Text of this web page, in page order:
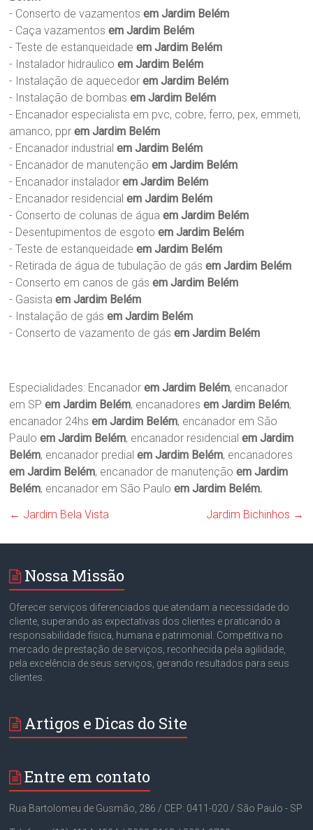
- Conserto de vazamentos em Jardim Belém
- Caça vazamentos em Jardim Belém
- Teste de estanqueidade em Jardim Belém
- Instalador hidraulico em Jardim Belém
- Instalação de aquecedor em Jardim Belém
- Instalação de bombas em Jardim Belém
- Encanador especialista em pvc, cobre, ferro, pex, emmeti,
amanco, ppr em Jardim Belém
- Encanador industrial em Jardim Belém
- Encanador de manutenção em Jardim Belém
- Encanador instalador em Jardim Belém
- Encanador residencial em Jardim Belém
- Conserto de colunas de água em Jardim Belém
- Desentupimentos de esgoto em Jardim Belém
- Teste de estanqueidade em Jardim Belém
- Retirada de água de tubulação de gás em Jardim Belém
- Conserto em canos de gás em Jardim Belém
- Gasista em Jardim Belém
- Instalação de gás em Jardim Belém
- Conserto de vazamento de gás em Jardim Belém
Especialidades: Encanador em Jardim Belém, encanador
em SP em Jardim Belém, encanadores em Jardim Belém,
encanador 24hs em Jardim Belém, encanador em São
Paulo em Jardim Belém, encanador residencial em Jardim
Belém, encanador predial em Jardim Belém, encanadores
em Jardim Belém, encanador de manutenção em Jardim
Belém, encanador em São Pauloem Jardim Belém.
← Jardim Bela Vista Jardim Bichinhos →
Nossa Missão
Oferecer serviços diferenciados que atendam a necessidade do
cliente, superando as expectativas dos clientes e praticando a
responsabilidade física, humana e patrimonial. Competitiva no
mercado de prestação de serviços, reconhecida pela agilidade,
pela excelência de seus serviços, gerando resultados para seus
clientes.
Artigos e Dicas do Site
Entre em contato
Rua Bartolomeu de Gusmão, 286 / CEP: 0411-020 / São Paulo - SP